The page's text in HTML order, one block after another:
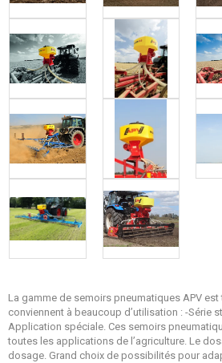
La gamme de semoirs pneumatiques APV
conviennent à beaucoup d’utilisation : -Série
Application spéciale. Ces semoirs
toutes les applications de l’agriculture. Le
dosage. Grand choix de possibilités pour